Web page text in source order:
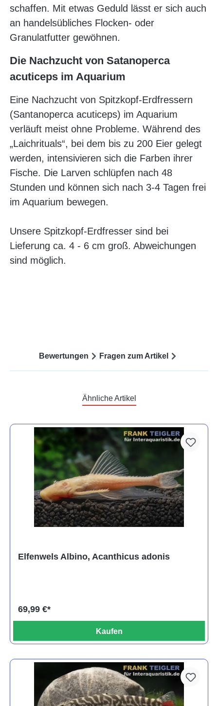
schaffen. Mit etwas Geduld lässt er sich auch
an handelsübliches Flocken- oder
Granulatfutter gewöhnen.
Die Nachzucht von Satanoperca
acuticeps im Aquarium
Eine Nachzucht von Spitzkopf-Erdfressern
(Santanoperca acuticeps) im Aquarium
verläuft meist ohne Probleme. Während des
„Laichrituals“, bei dem bis zu 200 Eier gelegt
werden, intensivieren sich die Farben ihrer
Fische. Die Larven schlüpfen nach 48
Stunden und können sich nach 3-4 Tagen frei
im Aquarium bewegen.
Unsere Spitzkopf-Erdfresser sind bei
Lieferung ca. 4 - 6 cm groß. Abweichungen
sind möglich.
Bewertungen Fragen zum Artikel
Ähnliche Artikel
Elfenwels Albino, Acanthicus adonis
69,99 €*
Kaufen